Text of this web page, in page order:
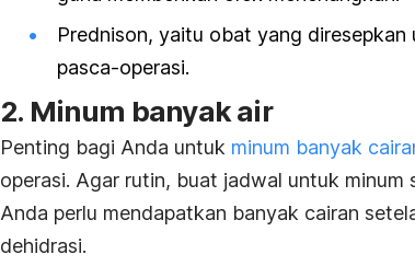
Prednison, yaitu obat yang
pasca-operasi.
2. Minum banyak air
Penting bagi Anda untuk minum banyak
operasi. Agar rutin, buat jadwal untuk minum
Anda perlu mendapatkan banyak cairan
dehidrasi.